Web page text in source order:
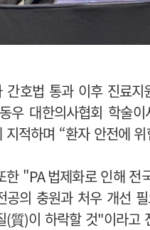
간호법 통과 이후 진료
우 대한의사협회 학술
지적하며 “환자 안전에
한 "PA법제화로 인해 전
공의 충원과 처우 개선
(質)이 하락할 것"이라고